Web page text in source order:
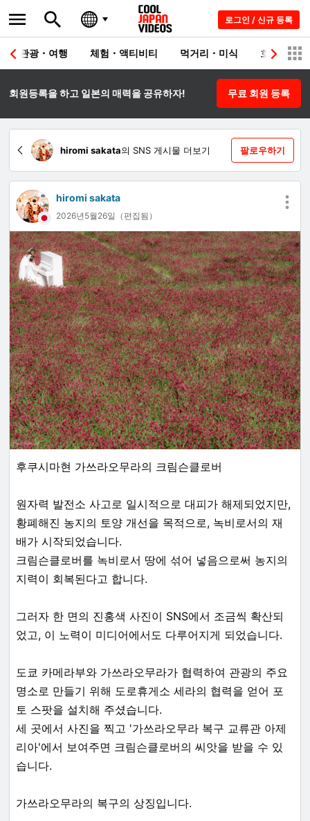
로그인 / 신규 등록
관광・여행 체험・액티비티 먹거리・미식 호텔・료칸
회원등록을 하고 일본의 매력을 공유하자! 무료 회원 등록
hiromi sakata의 SNS 게시물 더보기 팔로우하기
hiromi sakata
2026년5월26일（편집됨）
후쿠시마현 가쓰라오무라의 크림슨클로버
원자력 발전소 사고로 일시적으로 대피가 해제되었지만,
황폐해진 농지의 토양 개선을 목적으로, 녹비로서의 재
배가 시작되었습니다.
크림슨클로버를 녹비로서 땅에 섞어 넣음으로써 농지의
지력이 회복된다고 합니다.
그러자 한 면의 진홍색 사진이 SNS에서 조금씩 확산되
었고, 이 노력이 미디어에서도 다루어지게 되었습니다.
도쿄 카메라부와 가쓰라오무라가 협력하여 관광의 주요
명소로 만들기 위해 도로휴게소 세라의 협력을 얻어 포
토 스팟을 설치해 주셨습니다.
세 곳에서 사진을 찍고 '가쓰라오무라 복구 교류관 아제
리아'에서 보여주면 크림슨클로버의 씨앗을 받을 수 있
습니다.
가쓰라오무라의 복구의 상징입니다.